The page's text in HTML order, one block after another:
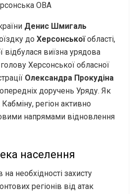
ОВА
Денис Шмигаль
до Херсонськоїобласті,
відбулася виїзна урядова
Херсонської обласної
Олександра Прокудіна
доручень Уряду. Як
регіон активно
напрямами відновлення
населення
необхідності захисту
регіонів від атак